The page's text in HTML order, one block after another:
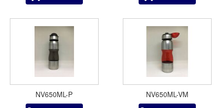
NV650ML-P
NV650ML-VM